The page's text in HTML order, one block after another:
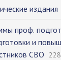
издания
проф.
и
СВО 228